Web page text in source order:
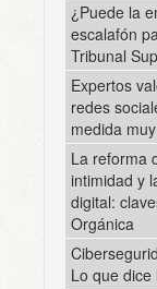
¿Puede la
escalafón
Tribunal
Expertos
redes
medida
La reforma
intimidad y
digital:
Orgánica
Lo que dice